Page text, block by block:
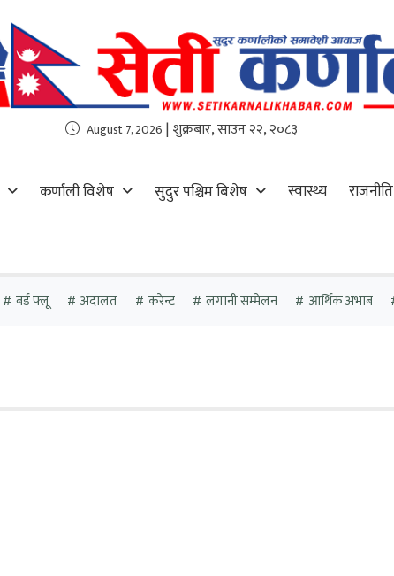
August 7, 2026 | शुक्रबार, साउन २२, २०८३
कर्णाली विशेष सुदुर पश्चिम बिशेष स्वास्थ्य राजनीति
बर्ड फ्लू अदालत करेन्ट लगानी सम्मेलन आर्थिक अभाब